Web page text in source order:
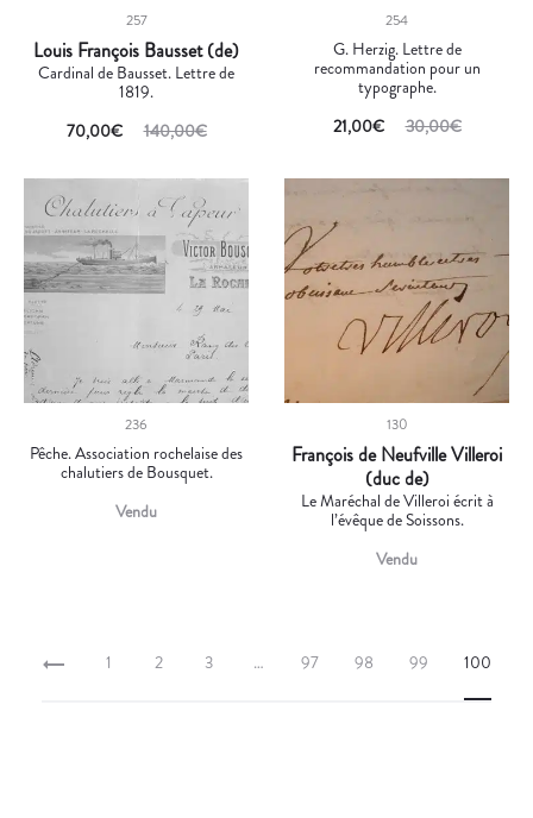
257
Louis François Bausset (de)
Cardinal de Bausset. Lettre de
1819.
140,00€
70,00€
254
G. Herzig. Lettre de
recommandation pour un
typographe.
30,00€
21,00€
236
Pêche. Association rochelaise des
chalutiers de Bousquet.
Vendu
130
François de Neufville Villeroi
(duc de)
Le Maréchal de Villeroi écrit à
l’évêque de Soissons.
Vendu
1 2 3 … 97 98 99 100